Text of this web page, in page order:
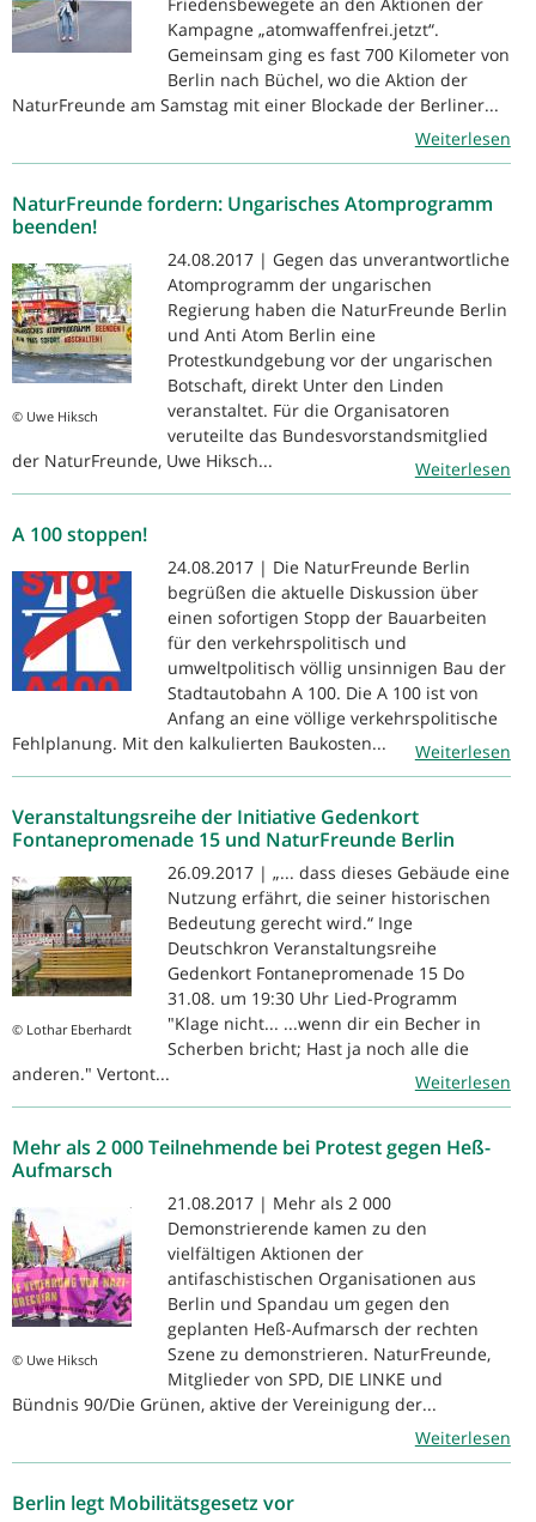
Kampagne „atomwaffenfrei.jetzt“.
Gemeinsam ging es fast 700 Kilometer von
Berlin nach Büchel, wo die Aktion der
NaturFreunde am Samstag mit einer Blockade der Berliner...
Weiterlesen
NaturFreunde fordern: Ungarisches Atomprogramm
beenden!
© Uwe Hiksch
24.08.2017 | Gegen das unverantwortliche
Atomprogramm der ungarischen
Regierung haben die NaturFreunde Berlin
und Anti Atom Berlin eine
Protestkundgebung vor der ungarischen
Botschaft, direkt Unter den Linden
veranstaltet. Für die Organisatoren
veruteilte das Bundesvorstandsmitglied
der NaturFreunde, Uwe Hiksch...
Weiterlesen
A 100 stoppen!
24.08.2017 | Die NaturFreunde Berlin
begrüßen die aktuelle Diskussion über
einen sofortigen Stopp der Bauarbeiten
für den verkehrspolitisch und
umweltpolitisch völlig unsinnigen Bau der
Stadtautobahn A 100. Die A 100 ist von
Anfang an eine völlige verkehrspolitische
Fehlplanung. Mit den kalkulierten Baukosten...
Weiterlesen
Veranstaltungsreihe der Initiative Gedenkort
Fontanepromenade 15 und NaturFreunde Berlin
© Lothar Eberhardt
26.09.2017 | „... dass dieses Gebäude eine
Nutzung erfährt, die seiner historischen
Bedeutung gerecht wird.“ Inge
Deutschkron Veranstaltungsreihe
Gedenkort Fontanepromenade 15 Do
31.08. um 19:30 Uhr Lied-Programm
"Klage nicht... ...wenn dir ein Becher in
Scherben bricht; Hast ja noch alle die
anderen." Vertont...
Weiterlesen
Mehr als 2 000 Teilnehmende bei Protest gegen Heß-
Aufmarsch
© Uwe Hiksch
21.08.2017 | Mehr als 2 000
Demonstrierende kamen zu den
vielfältigen Aktionen der
antifaschistischen Organisationen aus
Berlin und Spandau um gegen den
geplanten Heß-Aufmarsch der rechten
Szene zu demonstrieren. NaturFreunde,
Mitglieder von SPD, DIE LINKE und
Bündnis 90/Die Grünen, aktive der Vereinigung der...
Weiterlesen
Berlin legt Mobilitätsgesetz vor